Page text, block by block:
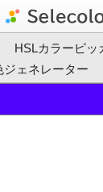
HSLカラーピッ
ジェネレーター